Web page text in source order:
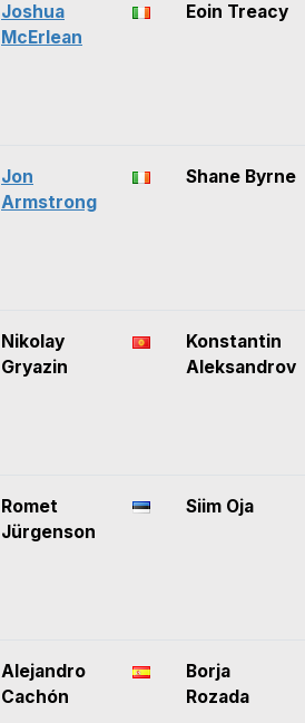
Joshua
McErlean
Eoin Treacy
Jon
Armstrong
Shane Byrne
Nikolay
Gryazin
Konstantin
Aleksandrov
Romet
Jürgenson
Siim Oja
Alejandro
Cachón
Borja
Rozada